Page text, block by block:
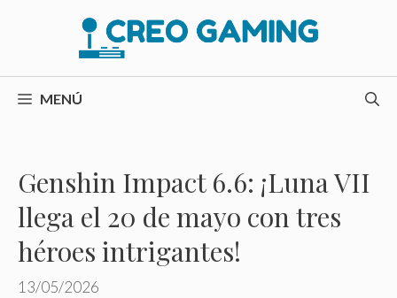
MENÚ
Genshin Impact 6.6: ¡Luna VII
llega el 20 de mayo con tres
héroes intrigantes!
13/05/2026